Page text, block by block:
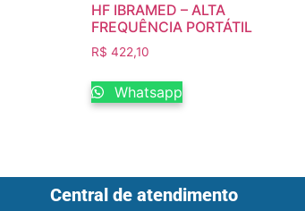
HF IBRAMED – ALTA
FREQUÊNCIA PORTÁTIL
R$ 422,10
Whatsapp
Central de atendimento